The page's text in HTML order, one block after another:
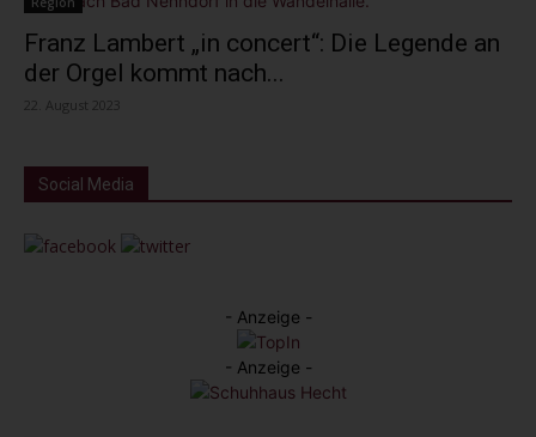
Franz Lambert „in concert“: Die Legende an
der Orgel kommt nach...
22. August 2023
Social Media
- Anzeige -
- Anzeige -